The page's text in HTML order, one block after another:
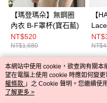
【瑪登瑪朵】無鋼圈
內衣 B-F罩杯(寶石藍)
NT$520
NT$1,680
【
罩杯
熱門標籤
本網站中使用 cookie，欲查詢有關本
望在電腦上使用 cookie 時應如何變
權條款 」之 Cookie 聲明。您繼續使
用條款之 Cookie 聲明使用 cookie。
了解更多 >